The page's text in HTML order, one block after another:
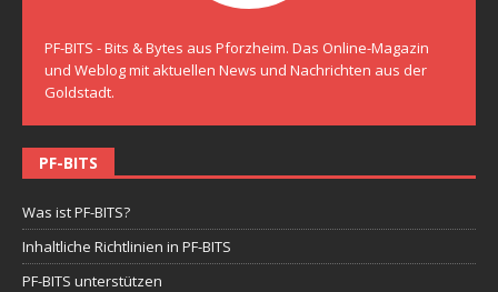
PF-BITS - Bits & Bytes aus Pforzheim. Das Online-Magazin
und Weblog mit aktuellen News und Nachrichten aus der
Goldstadt.
PF-BITS
Was ist PF-BITS?
Inhaltliche Richtlinien in PF-BITS
PF-BITS unterstützen